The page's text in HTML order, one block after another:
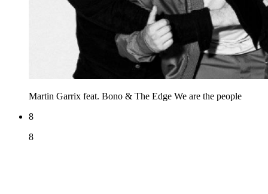
Martin Garrix feat. Bono & The Edge We are the people
8
8